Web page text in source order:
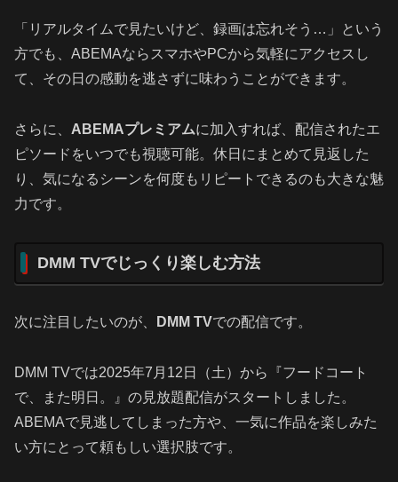
「リアルタイムで見たいけど、録画は忘れそう…」という
方でも、ABEMAならスマホやPCから気軽にアクセスし
て、その日の感動を逃さずに味わうことができます。
さらに、 ABEMAプレミアムに加入すれば、配信されたエ
ピソードをいつでも視聴可能。休日にまとめて見返した
り、気になるシーンを何度もリピートできるのも大きな魅
力です。
DMM TVでじっくり楽しむ方法
次に注目したいのが、 DMM TVでの配信です。
DMM TVでは2025年7月12日（土）から『フードコート
で、また明日。』の見放題配信がスタートしました。
ABEMAで見逃してしまった方や、一気に作品を楽しみた
い方にとって頼もしい選択肢です。